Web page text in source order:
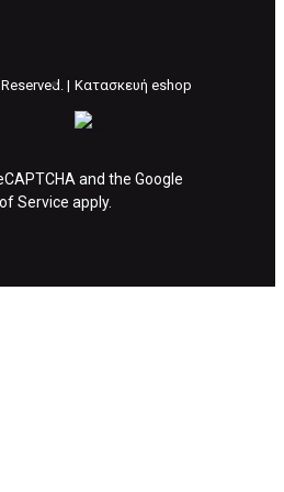
ΕΠΙΣΤΡΟΦΗ
ακολουθείται στις
να βρίσκεται στην αρχική
| Κατασκευή eshop
and the Google
Service apply.